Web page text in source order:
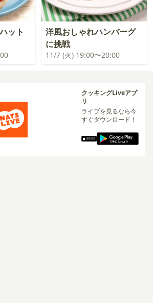
ット
洋風おしゃれハンバーグ
に挑戦
11/7 (火) 19:00〜20:00
クッキングLiveアプ
リ
ライブを見るなら今
すぐダウンロード！